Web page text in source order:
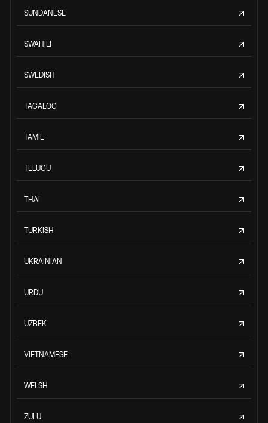
SUNDANESE
SWAHILI
SWEDISH
TAGALOG
TAMIL
TELUGU
THAI
TURKISH
UKRAINIAN
URDU
UZBEK
VIETNAMESE
WELSH
ZULU